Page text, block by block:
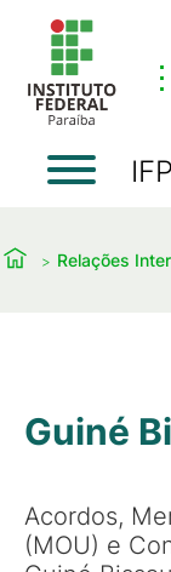
⋮
Relações
Guiné
Acordos,
(MOU) e